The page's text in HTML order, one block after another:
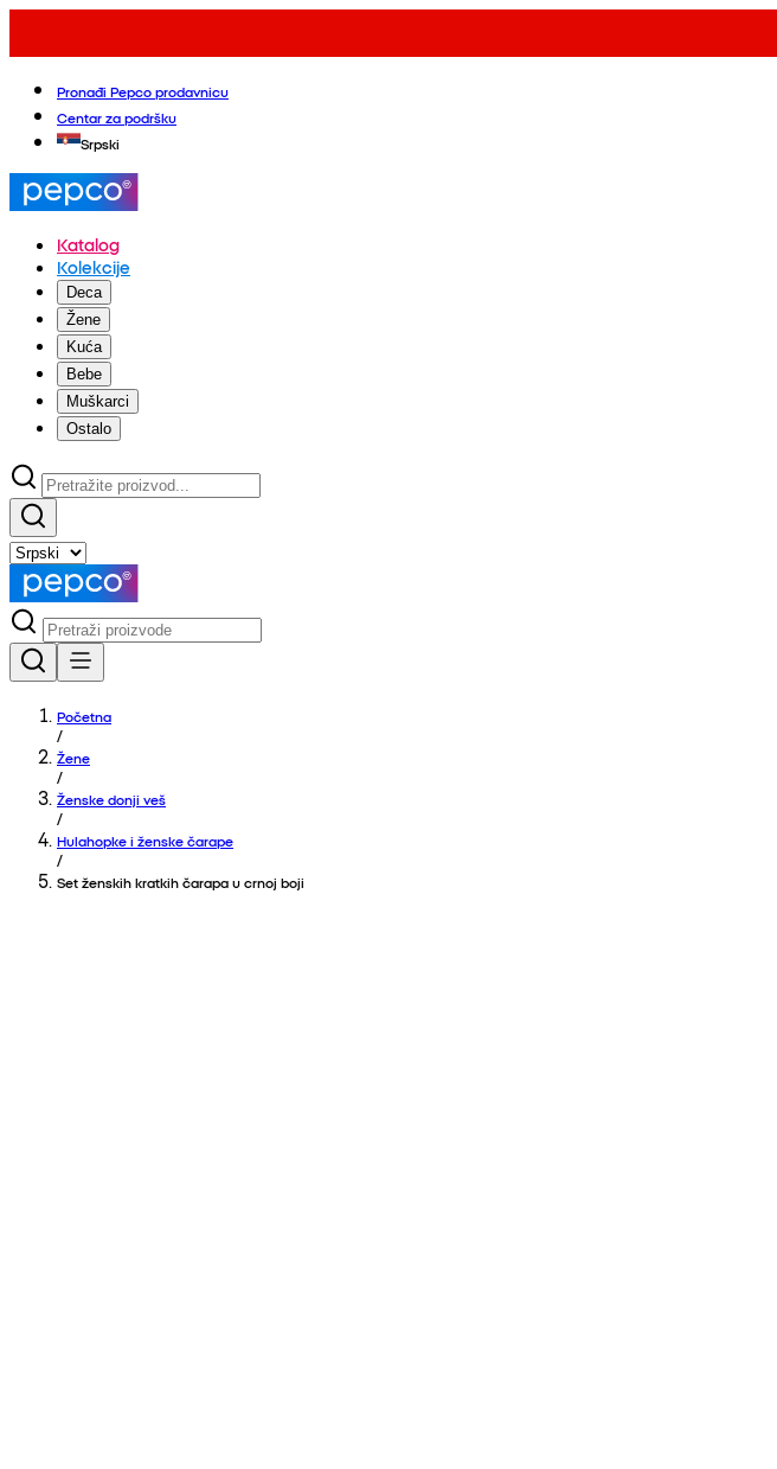
Pronađi Pepco prodavnicu
Centar za podršku
Srpski
Katalog
Kolekcije
Deca
Žene
Kuća
Bebe
Muškarci
Ostalo
Početna
/
Žene
/
Ženske donji veš
/
Hulahopke i ženske čarape
/
Set ženskih kratkih čarapa u crnoj boji